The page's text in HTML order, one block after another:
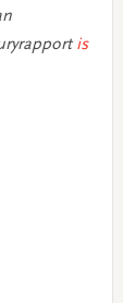
is